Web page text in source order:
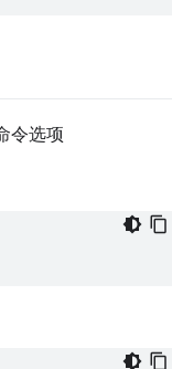
令选项